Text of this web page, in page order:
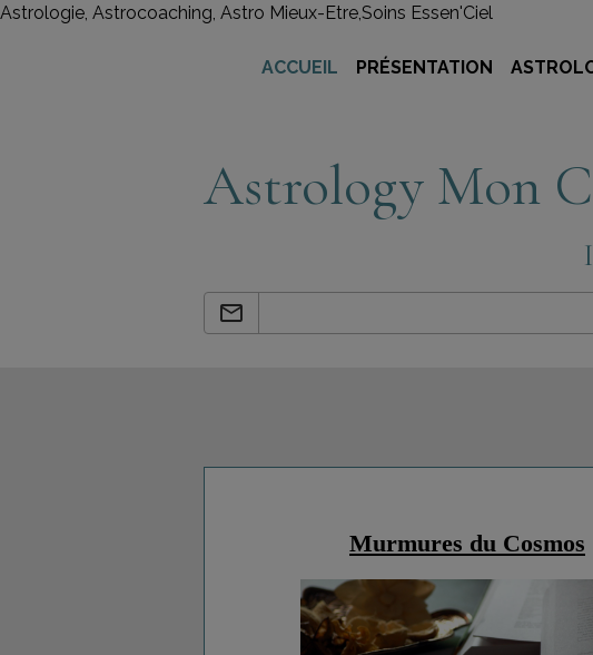
Astrologie, Astrocoaching, Astro Mieux-Etre,Soins Essen'Ciel
ACCUEIL PRÉSENTATION
Astrology Mon
Murmures du Cosmos